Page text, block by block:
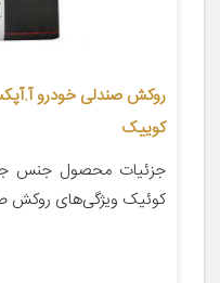
کوییک
کوئیک ویژگی‌های روکش